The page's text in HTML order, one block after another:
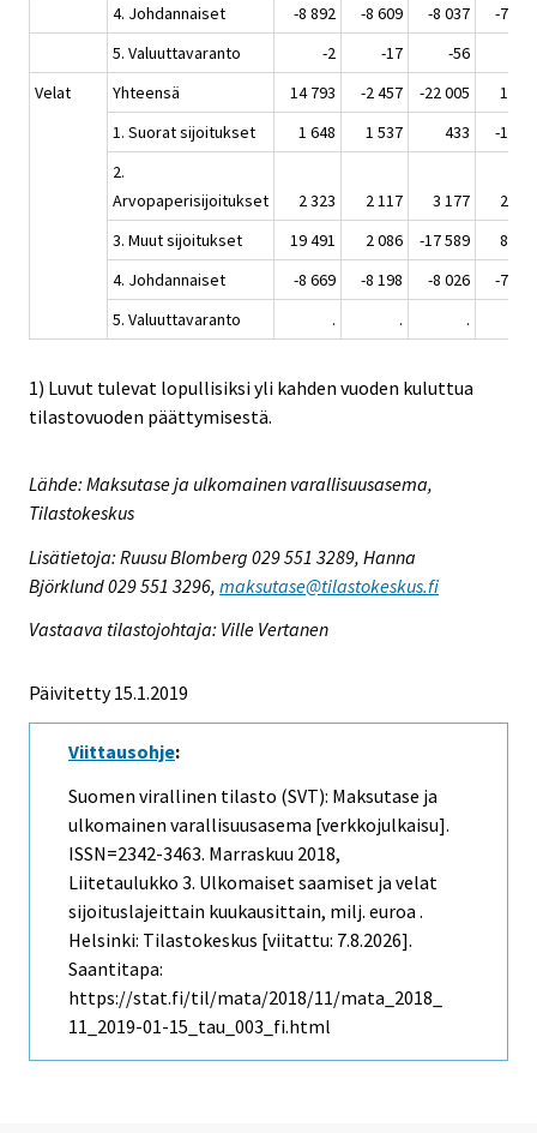
4. Johdannaiset
-8 892 -8 609 -8 037
-7 569
5. Valuuttavaranto
-2 -17 -56
Velat
Yhteensä 14 793 -2 457 -22 005
1 665
1. Suorat sijoitukset
1 648 1 537 433
-1 664
2.
Arvopaperisijoitukset
2 323 2 117 3 177
2 603
3. Muut sijoitukset
19 491 2 086 -17 589
8 409
4. Johdannaiset
-8 669 -8 198 -8 026
-7 683
5. Valuuttavaranto
. . .
1) Luvut tulevat lopullisiksi yli kahden vuoden kuluttua
tilastovuoden päättymisestä.
Lähde: Maksutase ja ulkomainen varallisuusasema,
Tilastokeskus
Lisätietoja: Ruusu Blomberg 029 551 3289, Hanna
Björklund 029 551 3296, maksutase@tilastokeskus.fi
Vastaava tilastojohtaja: Ville Vertanen
Päivitetty 15.1.2019
Viittausohje:
Suomen virallinen tilasto (SVT): Maksutase ja
ulkomainen varallisuusasema [verkkojulkaisu].
ISSN=2342-3463. Marraskuu 2018,
Liitetaulukko 3. Ulkomaiset saamiset ja velat
sijoituslajeittain kuukausittain, milj. euroa .
Helsinki: Tilastokeskus [viitattu: 7.8.2026].
Saantitapa:
https://stat.fi/til/mata/2018/11/mata_2018_
11_2019-01-15_tau_003_fi.html